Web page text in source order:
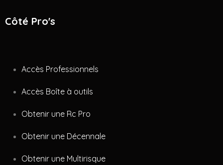
Côté Pro's
Accès Professionnels
Accès Boîte à outils
Obtenir une Rc Pro
Obtenir une Décennale
Obtenir une Multirisque